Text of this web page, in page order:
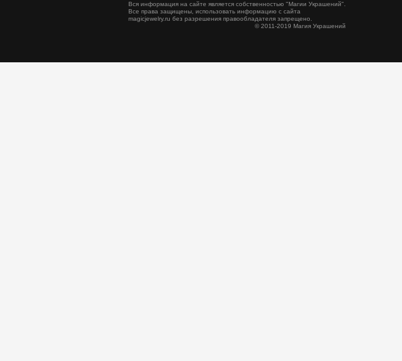
Вся информация на сайте является собственностью "Магии Украшений".
Все права защищены, использовать информацию с сайта
magicjewelry.ru без разрешения правообладателя запрещено.
© 2011-2019 Магия Украшений